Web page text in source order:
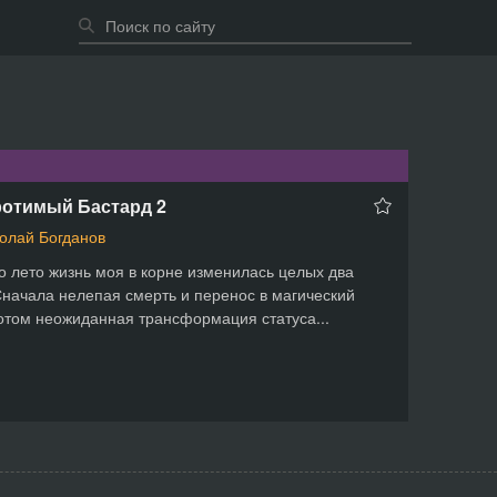
Бастард 2
Богданов
лето жизнь моя в корне изменилась целых два
нелепая смерть и перенос в магический
неожиданная трансформация статуса...